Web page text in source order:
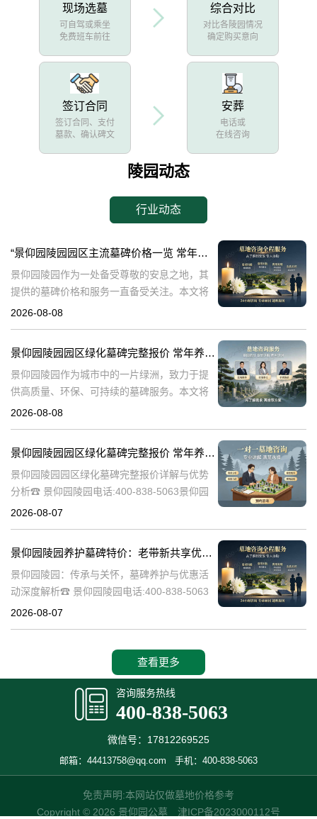
现场选墓
可自驾或乘坐
免费班车前往
综合对比
对比各陵园情况
确定购买意向
签订合同
签订合同、支付
墓款、确认碑文
安葬
电话或
在线咨询
陵园动态
行业动态
“景仰园陵园园区主流墓碑价格一览 常年保洁养护随单赠送 专属优惠活动解析”
景仰园陵园作为一处备受尊敬的安息之地，其
提供的墓碑价格和服务一直备受关注。本文将
深入探讨景仰园陵园园区主流墓碑的价格体
尽
2026-08-08
景仰园陵园园区绿化墓碑完整报价 常年养护不收取额外费用详解与专属优惠活动介绍
景仰园陵园作为城市中的一片绿洲，致力于提
供高质量、环保、可持续的墓碑服务。本文将
详细解析景仰园陵园园区绿化墓碑的完整报
2026-08-08
景仰园陵园园区绿化墓碑完整报价 常年养护不收取额外费用详解与优势分析
景仰园陵园园区绿化墓碑完整报价详解与优势
分析☎ 景仰园陵园电话:400-838-5063景仰园
陵园作为一家专业的陵园服务机构，致力于为
2026-08-07
景仰园陵园养护墓碑特价：老带新共享优惠，福利大放送！
景仰园陵园：传承与关怀，墓碑养护与优惠活
动深度解析☎ 景仰园陵园电话:400-838-5063
景仰园陵园，一个致力于为逝者提供最优质安
2026-08-07
查看更多
咨询服务热线
400-838-5063
微信号：17812269525
邮箱：44413758@qq.com 手机：400-838-5063
免责声明:本网站仅做墓地价格参考
Copyright © 2026 景仰园公墓 津ICP备2023000112号